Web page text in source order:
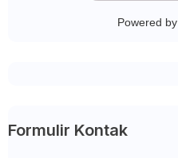
Powered by
Formulir Kontak